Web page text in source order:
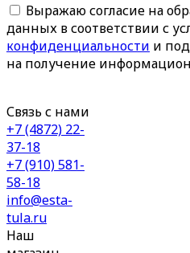
Выражаю согласие на
данных в соответствии с
конфиденциальности и
на получение
Связь с нами
+7 (4872) 22-
37-18
+7 (910) 581-
58-18
info@esta-
tula.ru
Наш